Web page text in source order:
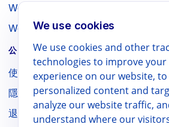
Webpage to PDF vs 瀏覽器列印
WebSniply vs 瀏覽器截圖
公司 / 法律
使用條款
隱私權政策
退款政策
We use cookies
We use cookies and other
technologies to improve
experience on our website,
personalized content and
analyze our website traffic,
understand where our